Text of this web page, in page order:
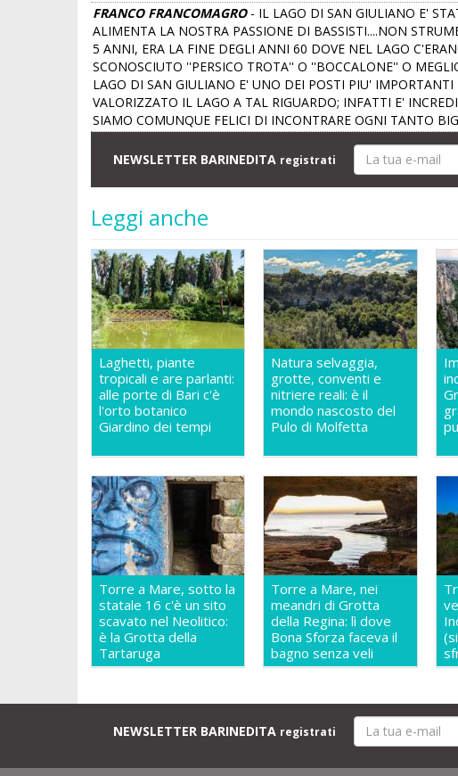
FRANCO FRANCOMAGRO- IL LAGO DI SAN GIULIANO E'
ALIMENTA LA NOSTRA PASSIONE DI BASSISTI....NON
5 ANNI, ERA LA FINE DEGLI ANNI 60 DOVE NEL LAGO
SCONOSCIUTO ''PERSICO TROTA'' O ''BOCCALONE'' O
LAGO DI SAN GIULIANO E' UNO DEI POSTI PIU'
VALORIZZATO IL LAGO A TAL RIGUARDO; INFATTI E'
SIAMO COMUNQUE FELICI DI INCONTRARE OGNI TANTO
NEWSLETTER BARINEDITA registrati
Leggi anche
Laghetti, piante
tropicali e are parlanti:
alle porte di Bari c'è
l'orto botanico
Giardino dei tempi
Natura selvaggia,
grotte, conventi e
nitriere reali: è il
mondo nascosto del
Pulo di Molfetta
Torre a Mare, sotto la
statale 16 c'è un sito
scavato nel Neolitico:
è la Grotta della
Tartaruga
Torre a Mare, nei
meandri di Grotta
della Regina: lì dove
Bona Sforza faceva il
bagno senza veli
NEWSLETTER BARINEDITA registrati